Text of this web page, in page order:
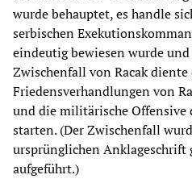
wurde behauptet, es handle
serbischen
eindeutig bewiesen wurde
Zwischenfall von Racak
Friedensverhandlungen von
und die militärische Offensive
starten. (Der Zwischenfall
ursprünglichen Anklageschrift
aufgeführt.)